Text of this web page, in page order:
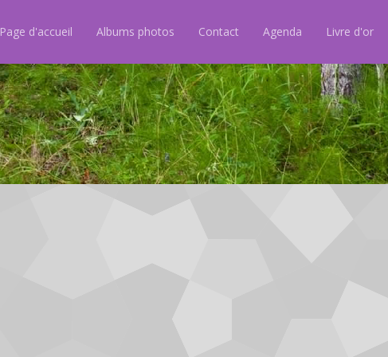
Page d'accueil Albums photos Contact Agenda Livre d'or